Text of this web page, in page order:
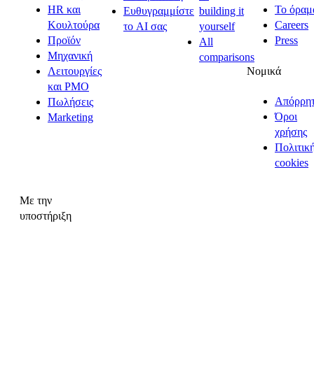
HR και
Κουλτούρα
Προϊόν
Μηχανική
Λειτουργίες
και PMO
Πωλήσεις
Marketing
Ευθυγραμμίστε
το AI σας
building it
yourself
All
comparisons
Το
Careers
Press
Νομικά
Όροι
χρήσης
cookies
Με την
υποστήριξη